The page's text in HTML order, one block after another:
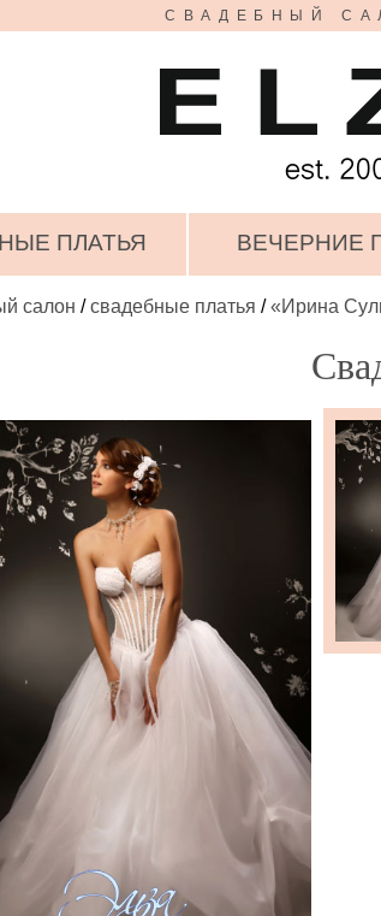
СВАДЕБНЫЙ
ПЛАТЬЯ ВЕЧЕРНИЕ
салон /свадебные платья /«Ирина